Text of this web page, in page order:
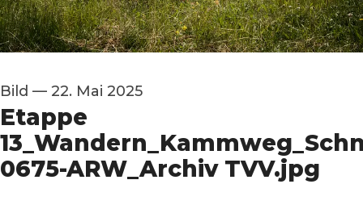
Bild — 22. Mai 2025
Etappe
0675-ARW_Archiv TVV.jpg